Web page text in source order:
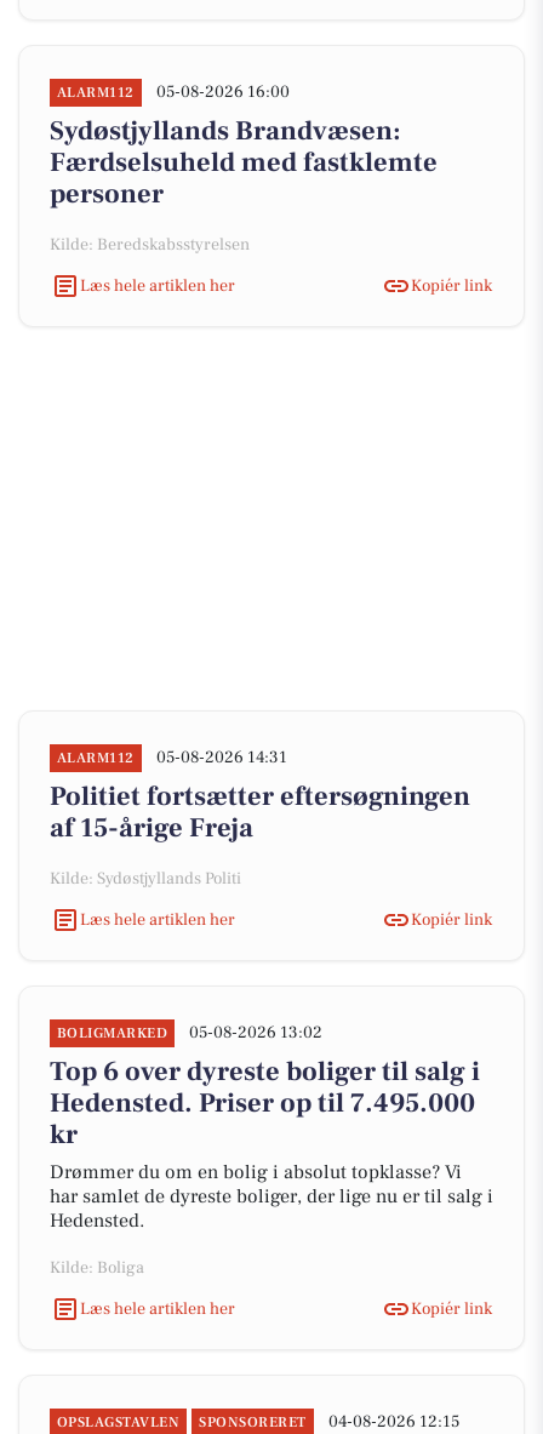
ALARM112 05-08-2026 16:00
Sydøstjyllands Brandvæsen:
Færdselsuheld med fastklemte
personer
Kilde: Beredskabsstyrelsen
Læs hele artiklen her
Kopiér link
ALARM112 05-08-2026 14:31
Politiet fortsætter eftersøgningen
af 15-årige Freja
Kilde: Sydøstjyllands Politi
Læs hele artiklen her
Kopiér link
BOLIGMARKED 05-08-2026 13:02
Top 6 over dyreste boliger til salg i
Hedensted. Priser op til 7.495.000
kr
Drømmer du om en bolig i absolut topklasse? Vi
har samlet de dyreste boliger, der lige nu er til salg i
Hedensted.
Kilde: Boliga
Læs hele artiklen her
Kopiér link
OPSLAGSTAVLEN SPONSORERET 04-08-2026 12:15